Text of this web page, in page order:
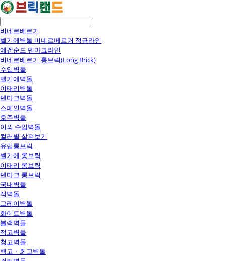
비네르베르거
벨기에벽돌 비네르베르거 정규라인
에겐순드 덴마크라인
비네르베르거 롱브릭(Long Brick)
수입벽돌
벨기에벽돌
이태리벽돌
덴마크벽돌
스페인벽돌
호주벽돌
이외 수입벽돌
컬러별 살펴보기
유럽롱브릭
벨기에 롱브릭
이태리 롱브릭
덴마크 롱브릭
국내벽돌
적벽돌
그레이벽돌
화이트벽돌
블랙벽돌
적고벽돌
청고벽돌
백고ㆍ회고벽돌